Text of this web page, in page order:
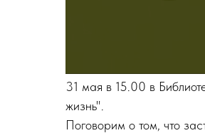
31 мая в 15.00 в
жизнь".
Поговорим о том, что